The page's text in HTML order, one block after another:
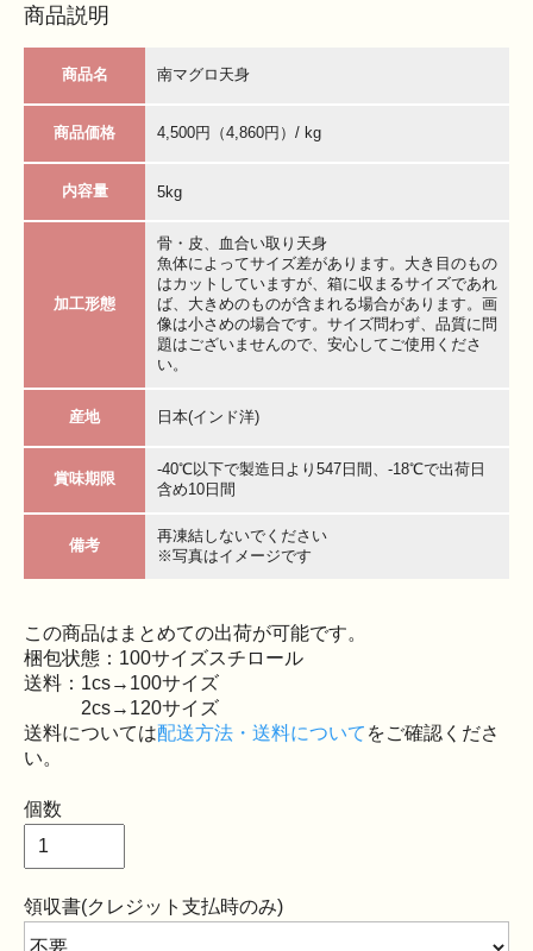
商品説明
商品名 南マグロ天身
商品価格 4,500円（4,860円）/ kg
内容量 5kg
加工形態
骨・皮、血合い取り天身
魚体によってサイズ差があります。大き目のもの
はカットしていますが、箱に収まるサイズであれ
ば、大きめのものが含まれる場合があります。画
像は小さめの場合です。サイズ問わず、品質に問
題はございませんので、安心してご使用くださ
い。
産地 日本(インド洋)
賞味期限
-40℃以下で製造日より547日間、-18℃で出荷日
含め10日間
備考
再凍結しないでください
※写真はイメージです
この商品はまとめての出荷が可能です。
梱包状態：100サイズスチロール
送料：1cs→100サイズ
2cs→120サイズ
送料については配送方法・送料について をご確認くださ
い。
個数
領収書(クレジット支払時のみ)